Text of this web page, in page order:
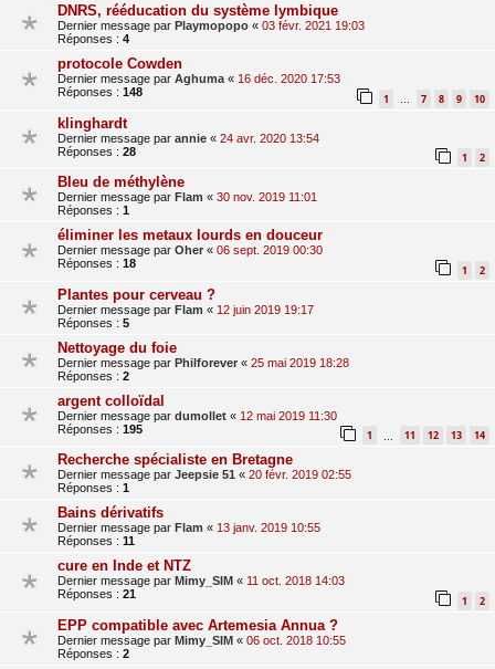
DNRS, rééducation du système lymbique
Dernier message par Playmopopo « 03 févr. 2021 19:03
Réponses : 4
protocole Cowden
Dernier message par Aghuma « 16 déc. 2020 17:53
Réponses : 148 1 … 7 8 9 10
klinghardt
Dernier message par annie « 24 avr. 2020 13:54
Réponses : 28 1 2
Bleu de méthylène
Dernier message par Flam « 30 nov. 2019 11:01
Réponses : 1
éliminer les metaux lourds en douceur
Dernier message par Oher « 06 sept. 2019 00:30
Réponses : 18 1 2
Plantes pour cerveau ?
Dernier message par Flam « 12 juin 2019 19:17
Réponses : 5
Nettoyage du foie
Dernier message par Philforever « 25 mai 2019 18:28
Réponses : 2
argent colloïdal
Dernier message par dumollet « 12 mai 2019 11:30
Réponses : 195 1 11 12 13 14
Recherche spécialiste en Bretagne
Dernier message par Jeepsie 51 « 20 févr. 2019 02:55
Réponses : 1
Bains dérivatifs
Dernier message par Flam « 13 janv. 2019 10:55
Réponses : 11
cure en Inde et NTZ
Dernier message par Mimy_SIM « 11 oct. 2018 14:03
Réponses : 21 1 2
EPP compatible avec Artemesia Annua ?
Dernier message par Mimy_SIM « 06 oct. 2018 10:55
Réponses : 2